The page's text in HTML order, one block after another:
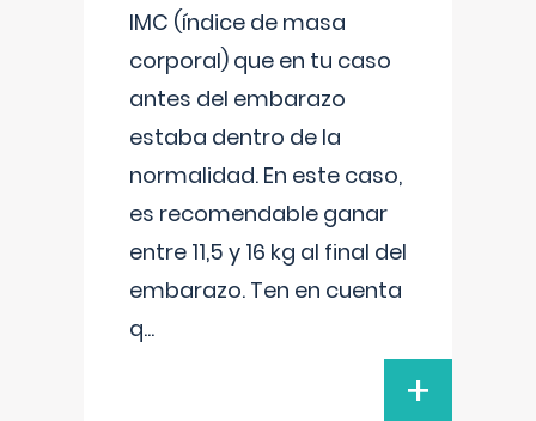
IMC (índice de masa
corporal) que en tu caso
antes del embarazo
estaba dentro de la
normalidad. En este caso,
es recomendable ganar
entre 11,5 y 16 kg al final del
embarazo. Ten en cuenta
q...
+